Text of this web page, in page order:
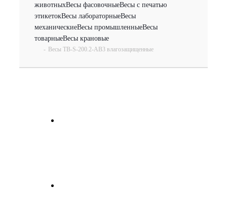
животныхВесы фасовочныеВесы с печатью
этикетокВесы лабораторныеВесы
механическиеВесы промышленныеВесы
товарныеВесы крановые
- Весы TB-S-200.2-АВ3 влагозащищенные